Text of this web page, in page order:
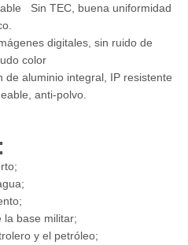
Sin TEC, buena uniformidad
digitales, sin ruido de
color
de aluminio integral, IP resistente
anti-polvo.
la base militar;
y el petróleo;